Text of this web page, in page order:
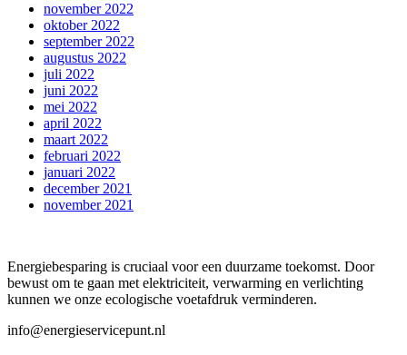
november 2022
oktober 2022
september 2022
augustus 2022
juli 2022
juni 2022
mei 2022
april 2022
maart 2022
februari 2022
januari 2022
december 2021
november 2021
Energiebesparing is cruciaal voor een duurzame toekomst. Door
bewust om te gaan met elektriciteit, verwarming en verlichting
kunnen we onze ecologische voetafdruk verminderen.
info@energieservicepunt.nl